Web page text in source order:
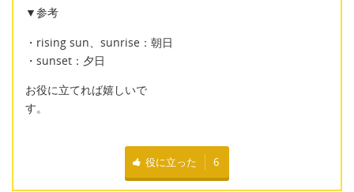
▼参考
・rising sun、sunrise：朝日
・sunset：夕日
お役に立てれば嬉しいで
す。
役に立った 6